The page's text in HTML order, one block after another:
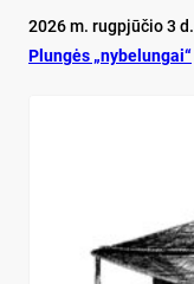
2026 m. rugpjūčio 3 d.
Plun­gės „ny­be­lun­gai“